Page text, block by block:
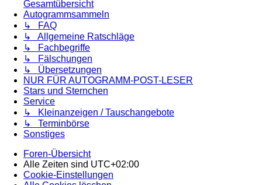
Gesamtübersicht
Autogrammsammeln
↳ FAQ
↳ Allgemeine Ratschläge
↳ Fachbegriffe
↳ Fälschungen
↳ Übersetzungen
NUR FÜR AUTOGRAMM-POST-LESER
Stars und Sternchen
Service
↳ Kleinanzeigen / Tauschangebote
↳ Terminbörse
Sonstiges
Foren-Übersicht
Alle Zeiten sind UTC+02:00
Cookie-Einstellungen